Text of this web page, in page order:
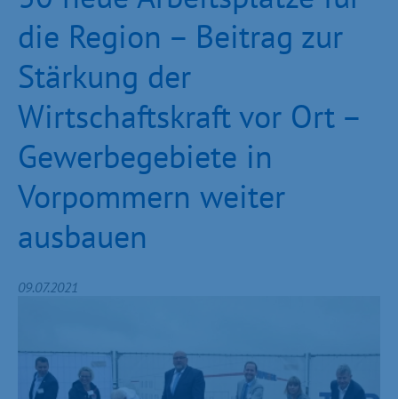
die Region – Beitrag zur
Stärkung der
Wirtschaftskraft vor Ort –
Gewerbegebiete in
Vorpommern weiter
ausbauen
09.07.2021